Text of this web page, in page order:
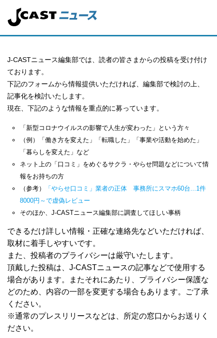
J-CASTニュース編集部では、読者の皆さまからの投稿を受け付け
ております。
下記のフォームから情報提供いただければ、編集部で検討の上、
記事化を検討いたします。
現在、下記のような情報を重点的に募っています。
「新型コロナウイルスの影響で人生が変わった」という方々
（例）「働き方を変えた」「転職した」「事業や活動を始めた」
「暮らしを変えた」など
ネット上の「口コミ」をめぐるサクラ・やらせ問題などについて情
報をお持ちの方
（参考）
「やらせ口コミ」業者の正体 事務所にスマホ60台...1件
8000円～で虚偽レビュー
そのほか、J-CASTニュース編集部に調査してほしい事柄
できるだけ詳しい情報・正確な連絡先などいただければ、
取材に着手しやすいです。
また、投稿者のプライバシーは厳守いたします。
頂戴した投稿は、J-CASTニュースの記事などで使用する
場合があります。またそれにあたり、プライバシー保護な
どのため、内容の一部を変更する場合もあります。ご了承
ください。
※通常のプレスリリースなどは、所定の窓口からお送りく
ださい。